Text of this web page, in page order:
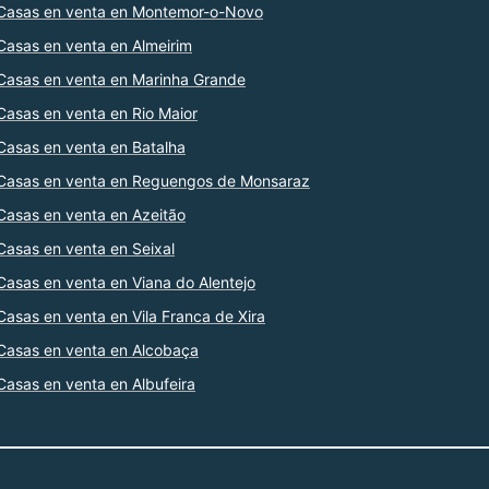
en venta en Montemor-o-Novo
en venta en Almeirim
en venta en Marinha Grande
en venta en Rio Maior
en venta en Batalha
en venta en Reguengos de Monsaraz
en venta en Azeitão
en venta en Seixal
en venta en Viana do Alentejo
en venta en Vila Franca de Xira
en venta en Alcobaça
en venta en Albufeira